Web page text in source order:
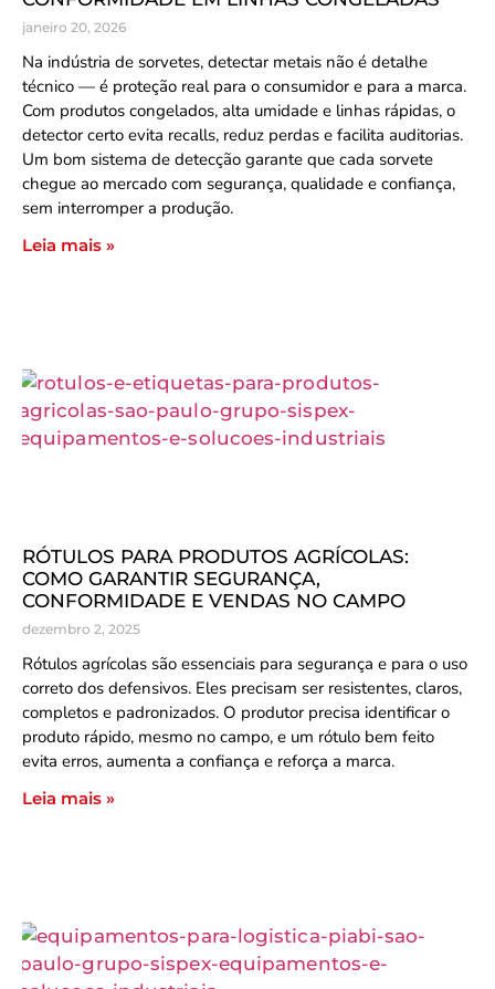
janeiro 20, 2026
Na indústria de sorvetes, detectar metais não é detalhe
técnico — é proteção real para o consumidor e para a marca.
Com produtos congelados, alta umidade e linhas rápidas, o
detector certo evita recalls, reduz perdas e facilita auditorias.
Um bom sistema de detecção garante que cada sorvete
chegue ao mercado com segurança, qualidade e confiança,
sem interromper a produção.
Leia mais »
RÓTULOS PARA PRODUTOS AGRÍCOLAS:
COMO GARANTIR SEGURANÇA,
CONFORMIDADE E VENDAS NO CAMPO
dezembro 2, 2025
Rótulos agrícolas são essenciais para segurança e para o uso
correto dos defensivos. Eles precisam ser resistentes, claros,
completos e padronizados. O produtor precisa identificar o
produto rápido, mesmo no campo, e um rótulo bem feito
evita erros, aumenta a confiança e reforça a marca.
Leia mais »